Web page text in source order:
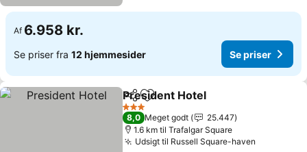
Af 6.958 kr.
Se priser fra 12 hjemmesider Se priser
Del Føj til favoritter
President Hotel
3 Stjerner
8,0 Meget godt
25.447
1.6 km til Trafalgar Square
Udsigt til Russell Square-haven